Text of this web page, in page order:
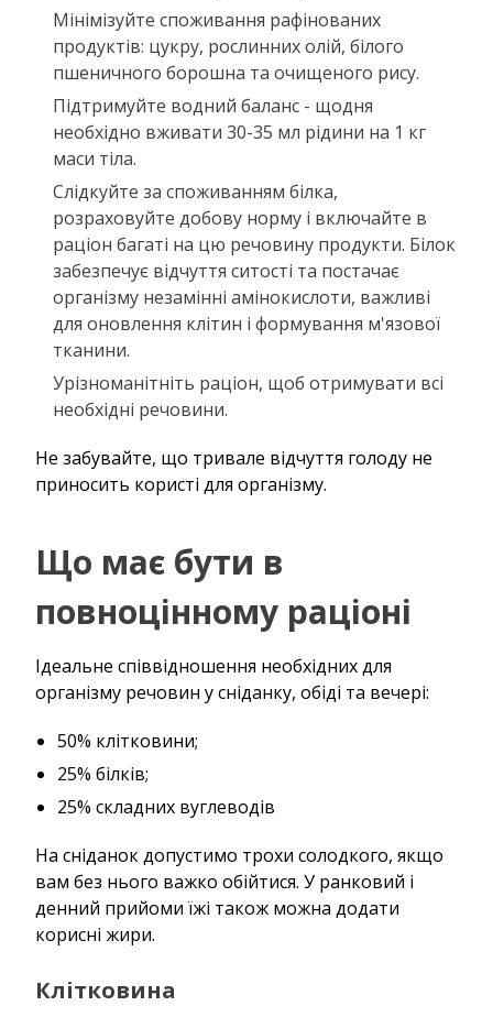
Мінімізуйте споживання рафінованих
продуктів: цукру, рослинних олій, білого
пшеничного борошна та очищеного рису.
Підтримуйте водний баланс - щодня
необхідно вживати 30-35 мл рідини на 1 кг
маси тіла.
Слідкуйте за споживанням білка,
розраховуйте добову норму і включайте в
раціон багаті на цю речовину продукти. Білок
забезпечує відчуття ситості та постачає
організму незамінні амінокислоти, важливі
для оновлення клітин і формування м'язової
тканини.
Урізноманітніть раціон, щоб отримувати всі
необхідні речовини.
Не забувайте, що тривале відчуття голоду не
приносить користі для організму.
Що має бути в
повноцінному раціоні
Ідеальне співвідношення необхідних для
організму речовин у сніданку, обіді та вечері:
50% клітковини;
25% білків;
25% складних вуглеводів
На сніданок допустимо трохи солодкого, якщо
вам без нього важко обійтися. У ранковий і
денний прийоми їжі також можна додати
корисні жири.
Клітковина